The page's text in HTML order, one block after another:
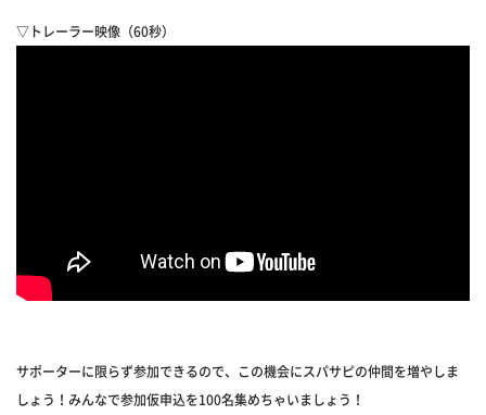
▽トレーラー映像（60秒）
サポーターに限らず参加できるので、この機会にスパサピの仲間を増やしま
しょう！みんなで参加仮申込を100名集めちゃいましょう！